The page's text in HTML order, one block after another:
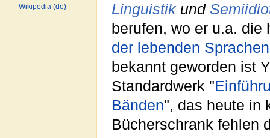
Linguistikund
berufen, wo er u.a.
der lebenden Sprachen
bekannt geworden ist
Standardwerk "
Bänden", das heute in
Bücherschrank fehlen
Wikipedia (de)